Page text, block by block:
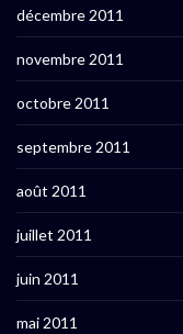
décembre 2011
novembre 2011
octobre 2011
septembre 2011
août 2011
juillet 2011
juin 2011
mai 2011